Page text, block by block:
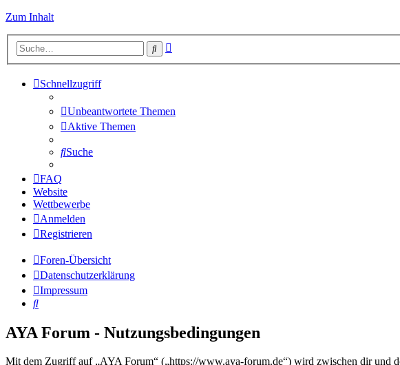
Zum Inhalt
Suche
Schnellzugriff
Unbeantwortete Themen
Aktive Themen
Suche
FAQ
Website
Wettbewerbe
Anmelden
Registrieren
Foren-Übersicht
Datenschutzerklärung
Impressum
Suche
AYA Forum - Nutzungsbedingungen
Mit dem Zugriff auf „AYA Forum“ („https://www.aya-forum.de“) wird zwischen dir und